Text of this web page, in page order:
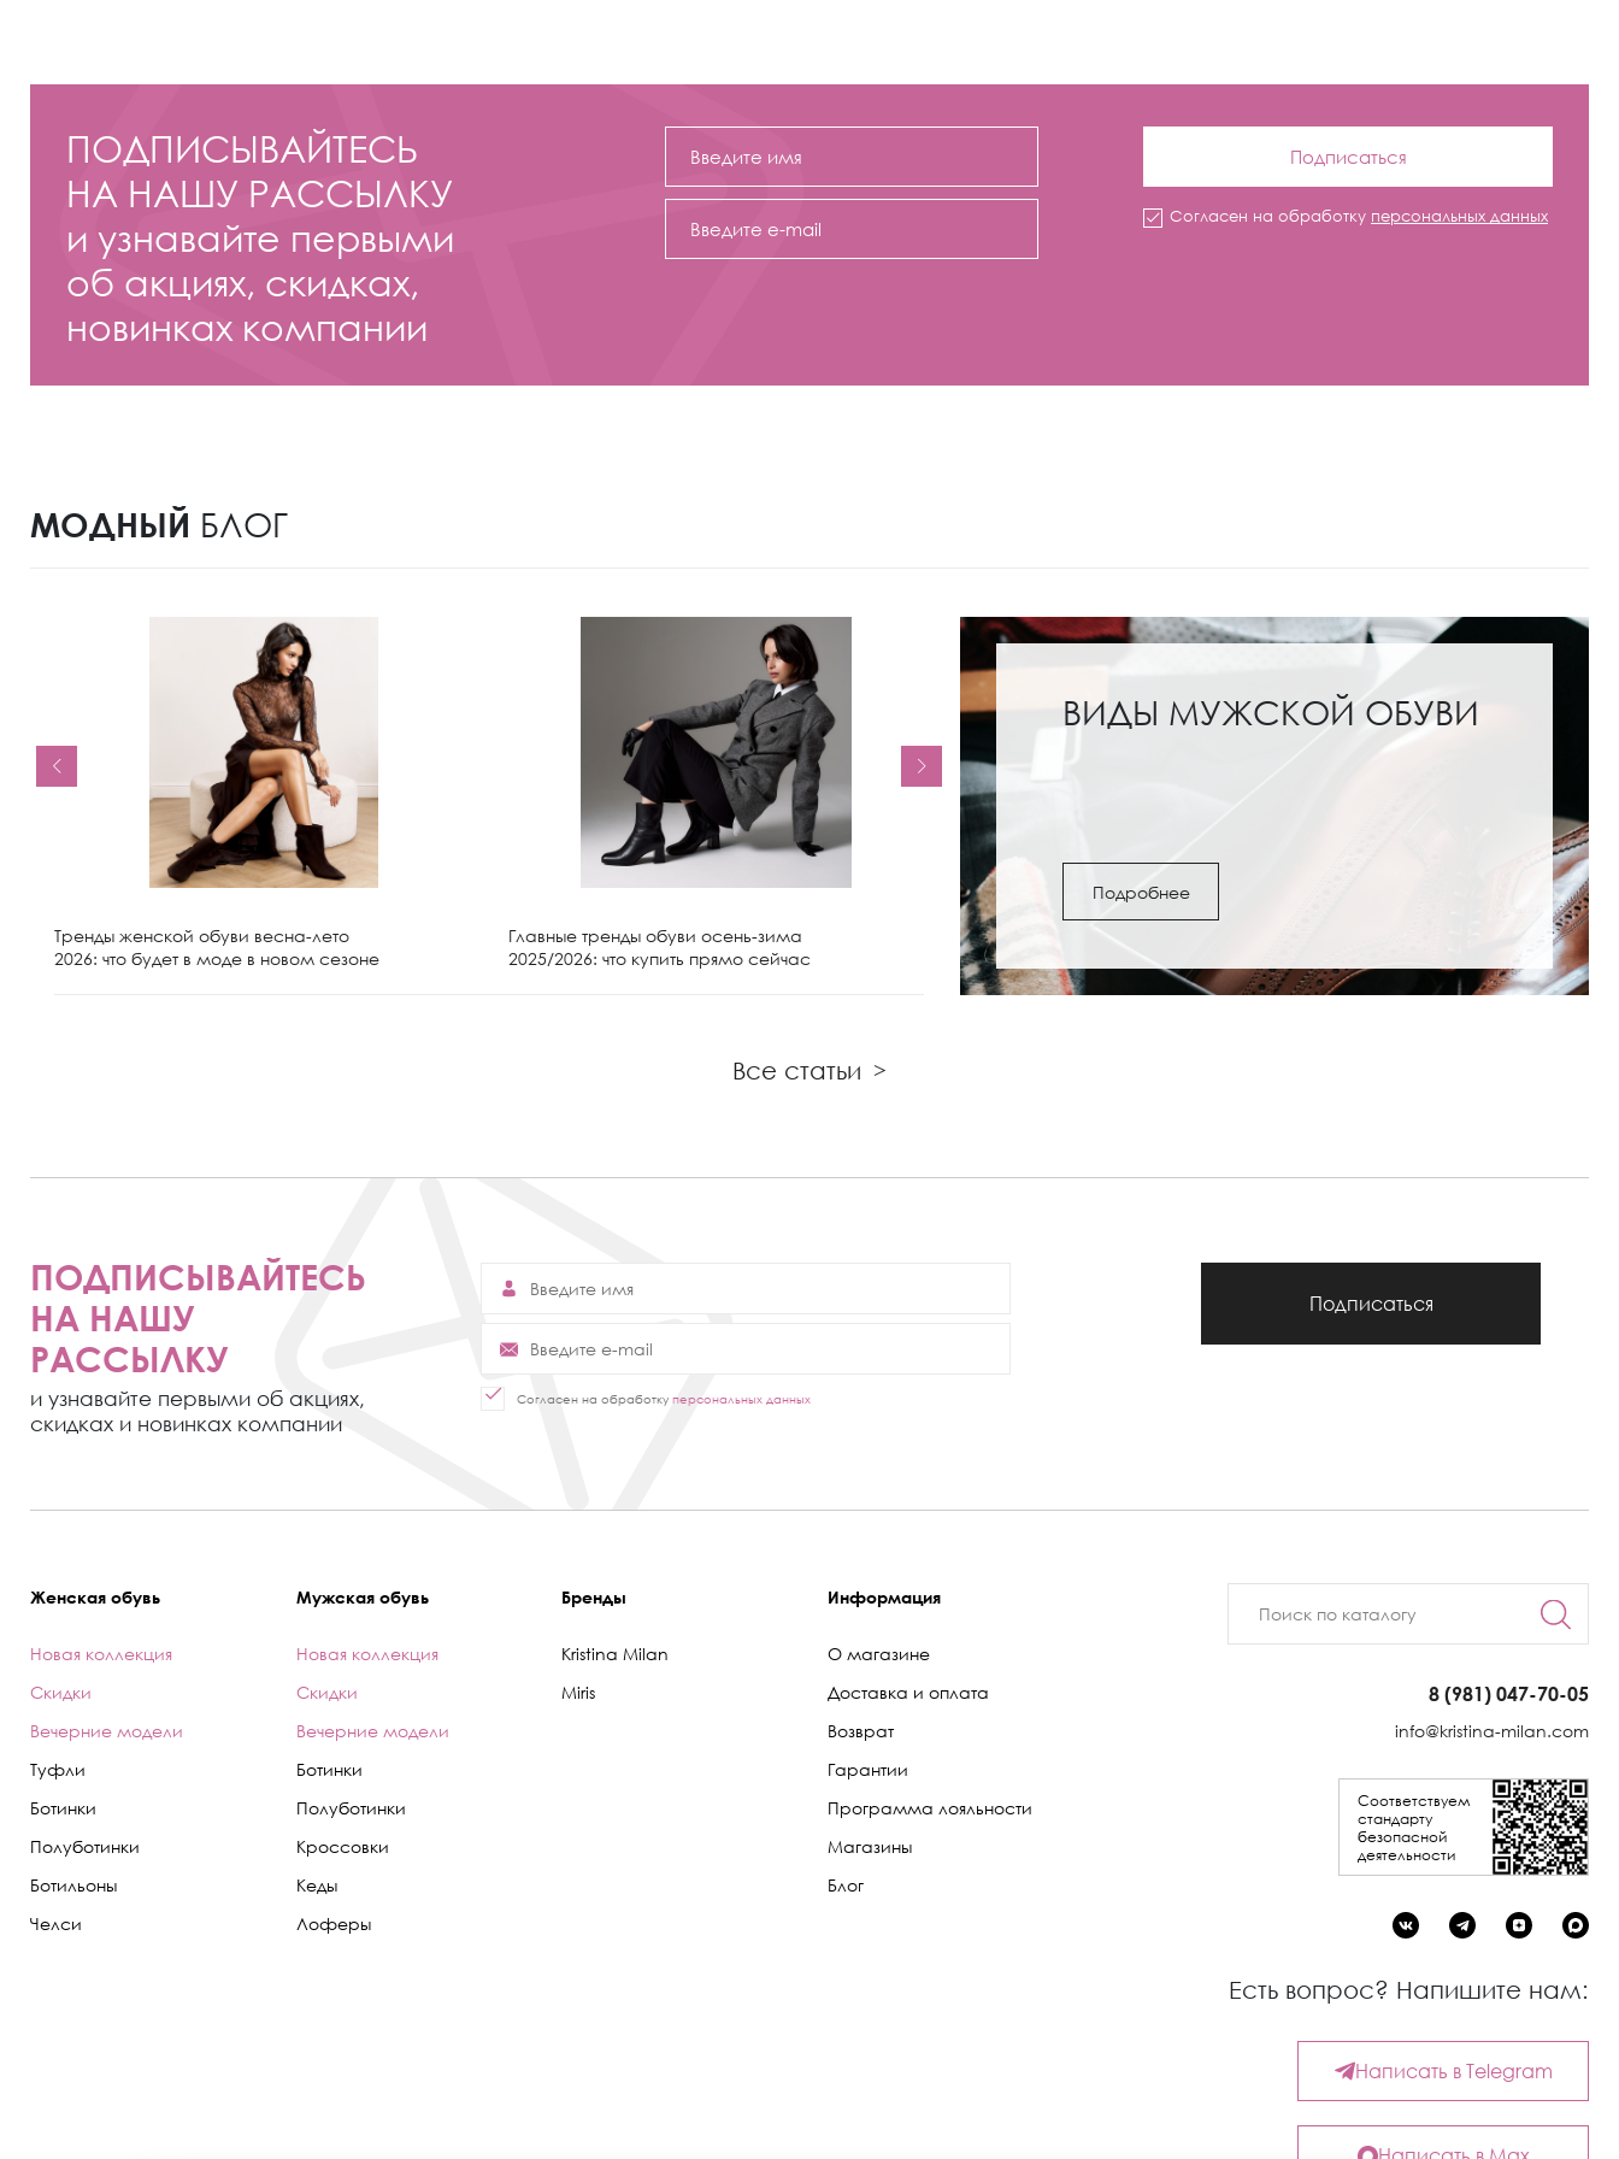
ПОДПИСЫВАЙТЕСЬ
НА НАШУ РАССЫЛКУ
и узнавайте первыми
об акциях, скидках,
новинках компании
Подписаться
Согласен на обработку персональных данных
МОДНЫЙ БЛОГ
Тренды женской обуви весна-лето
2026: что будет в моде в новом сезоне
Главные тренды обуви осень-зима
2025/2026: что купить прямо сейчас
Женские сапоги и полусапожки: с
чем носить и как выбрать
Обувь под женские
ВИДЫ МУЖСКОЙ ОБУВИ
Подробнее
Все статьи >
ПОДПИСЫВАЙТЕСЬ
НА НАШУ
РАССЫЛКУ
и узнавайте первыми об акциях,
скидках и новинках компании
Согласен на обработку персональных данных
Подписаться
Женская обувь
Новая коллекция
Скидки
Вечерние модели
Туфли
Ботинки
Полуботинки
Ботильоны
Челси
Мужская обувь
Новая коллекция
Скидки
Вечерние модели
Ботинки
Полуботинки
Кроссовки
Кеды
Лоферы
Бренды
Kristina Milan
Miris
Информация
О магазине
Доставка и оплата
Возврат
Гарантии
Программа лояльности
Магазины
Блог
8 (981) 047-70-05
info@kristina-milan.com
Соответствуем
стандарту
безопасной
деятельности
Есть вопрос? Напишите нам:
Написать в Telegram